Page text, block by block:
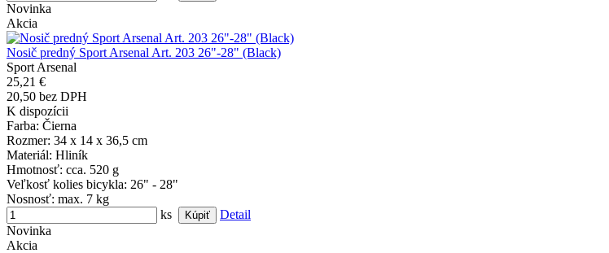
Novinka
Akcia
Nosič predný Sport Arsenal Art. 203 26"-28" (Black)
Sport Arsenal
25,21 €
20,50 bez DPH
K dispozícii
Farba: Čierna
Rozmer: 34 x 14 x 36,5 cm
Materiál: Hliník
Hmotnosť: cca. 520 g
Veľkosť kolies bicykla: 26" - 28"
Nosnosť: max. 7 kg
ks
Detail
Novinka
Akcia